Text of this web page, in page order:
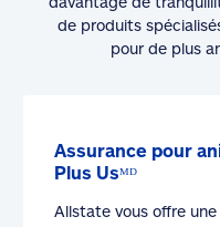
de produits
pour de plus
Assurance pour
Plus Usᴹᴰ
Allstate vous offre